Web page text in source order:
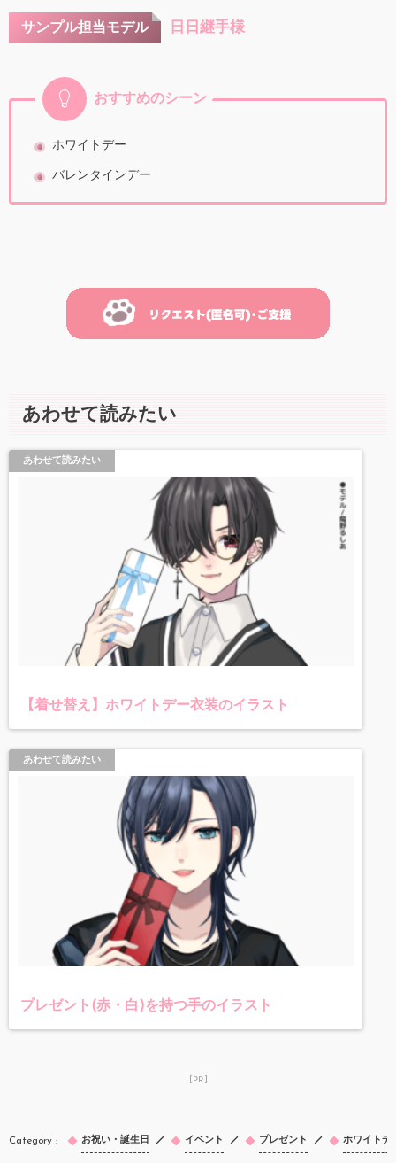
サンプル担当モデル 日日継手様
おすすめのシーン
ホワイトデー
バレンタインデー
あわせて読みたい
あわせて読みたい
【着せ替え】ホワイトデー衣装のイラスト
あわせて読みたい
プレゼント(赤・白)を持つ手のイラスト
[PR]
お祝い・誕生日 イベント プレゼント ホワイトデ